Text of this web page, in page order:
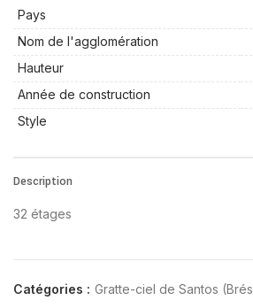
Pays
Nom de l'agglomération
Hauteur
Année de construction
Style
Description
32 étages
Catégories : Gratte-ciel de Santos